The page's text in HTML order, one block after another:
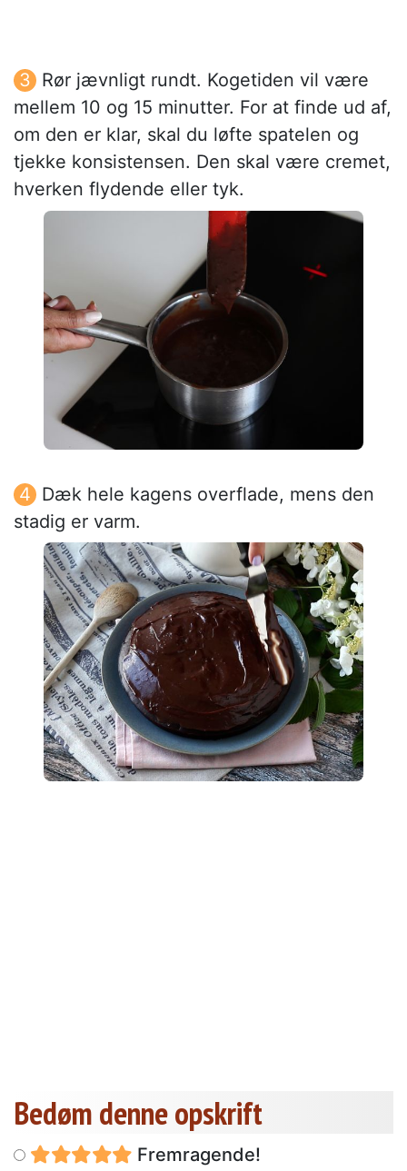
Rør jævnligt rundt. Kogetiden vil være
mellem 10 og 15 minutter. For at finde ud af,
om den er klar, skal du løfte spatelen og
tjekke konsistensen. Den skal være cremet,
hverken flydende eller tyk.
Dæk hele kagens overflade, mens den
stadig er varm.
Bedøm denne opskrift
Fremragende!